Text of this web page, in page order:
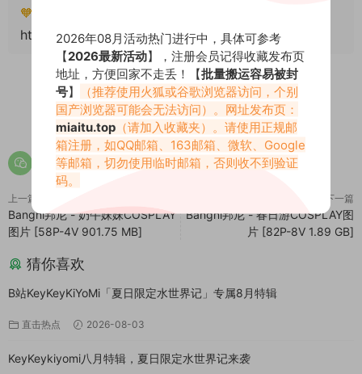
🧡转载请注明出处！原文链接：
https://miaitu.cc/81548.html
0
上一篇
Bangni邦尼 - 奶牛妹妹COSPLAY
图片 [58P-4V 901.75 MB]
下一篇
Bangni邦尼 - 春日游COSPLAY图
片 [82P-8V 1.89 GB]
猜你喜欢
B站KeyKeyKiYoMi「夏日限定水世界记」专属8月特辑
直击热点 2026-08-03
KeyKeykiyomi八月特辑，夏日限定水世界记来袭
2026年08月活动热门进行中，具体可参考
【2026最新活动】，注册会员记得收藏发布页
地址，方便回家不走丢！【批量搬运容易被封
号】
（推荐使用火狐或谷歌浏览器访问，个别
国产浏览器可能会无法访问）。网址发布页：
miaitu.top （请加入收藏夹）。请使用正规邮
箱注册，如QQ邮箱、163邮箱、微软、Google
等邮箱，切勿使用临时邮箱，否则收不到验证
码。